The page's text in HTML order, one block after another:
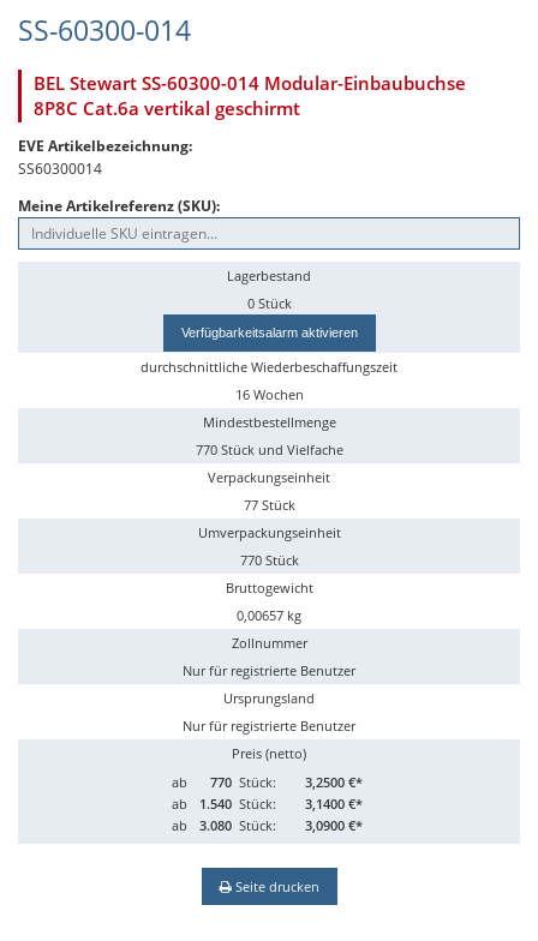
SS-60300-014
BEL Stewart SS-60300-014 Modular-Einbaubuchse
8P8C Cat.6a vertikal geschirmt
EVE Artikelbezeichnung:
SS60300014
Meine Artikelreferenz (SKU):
Lagerbestand
0 Stück
Verfügbarkeitsalarm aktivieren
durchschnittliche Wiederbeschaffungszeit
16 Wochen
Mindestbestellmenge
770 Stück und Vielfache
Verpackungseinheit
77 Stück
Umverpackungseinheit
770 Stück
Bruttogewicht
0,00657 kg
Zollnummer
Nur für registrierte Benutzer
Ursprungsland
Nur für registrierte Benutzer
Preis (netto)
ab
770 Stück:
3,2500 €*
ab
1.540 Stück:
3,1400 €*
ab
3.080 Stück: 3,0900 €*
Seite drucken